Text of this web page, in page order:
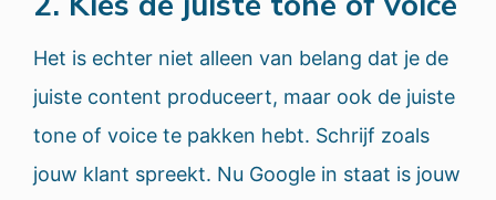
Het is echter niet alleen van belang dat je de
juiste content produceert, maar ook de juiste
tone of voice te pakken hebt. Schrijf zoals
jouw klant spreekt. Nu Google in staat is jouw